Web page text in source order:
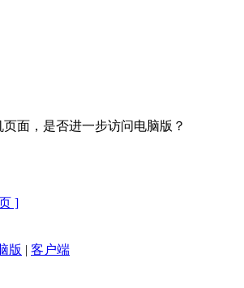
面，是否进一步访问电脑版？
]
版 | 客户端